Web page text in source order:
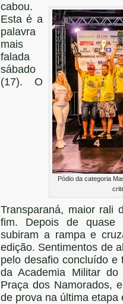
Pódio da categoria
cabou.
Esta é a
palavra
mais
falada
sábado
(17). O
Transparaná, maior rali
fim. Depois de quase
subiram a rampa e
edição. Sentimentos de
pelo desafio concluído e
da Academia Militar
Praça dos Namorados,
de prova na última etapa